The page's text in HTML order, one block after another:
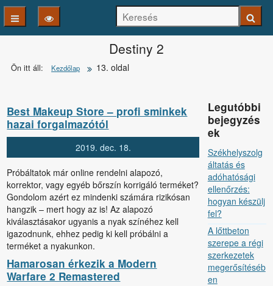
Destiny 2
Keresés
Ön itt áll: Kezdőlap 13. oldal
Best Makeup Store – profi sminkek
hazai forgalmazótól
2019. dec. 18.
Próbáltatok már online rendelni alapozó,
korrektor, vagy egyéb bőrszín korrigáló terméket?
Gondolom azért ez mindenki számára rizikósan
hangzik – mert hogy az is! Az alapozó
kiválasztásakor ugyanis a nyak színéhez kell
igazodnunk, ehhez pedig ki kell próbálni a
terméket a nyakunkon.
Hamarosan érkezik a Modern
Warfare 2 Remastered
Legutóbbi
bejegyzés
ek
Székhelyszolg
áltatás és
adóhatósági
ellenőrzés:
hogyan készülj
fel?
A lőttbeton
szerepe a régi
szerkezetek
megerősítéséb
en